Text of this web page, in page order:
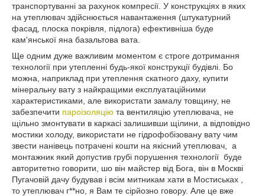
транспортуванні за рахунок компресії. У конструкціях в яких
на утеплювач здійснюється навантаження (штукатурний
фасад, плоска покрівля, підлога) ефективніша буде
кам'янської яна базальтова вата.
Ще одним дуже важливим моментом є строге дотримання
технології при утепленні будь-якої конструкції будівлі. Бо
можна, наприклад при утеплення скатного даху, купити
мінеральну вату з найкращими експлуатаційними
характеристиками, але використати замалу товщину, не
забезпечити пароізоляцію та вентиляцію утеплювача, не
щільно змонтувати в каркасі залишивши щілини, а відповідно
мостики холоду, використати не гідрофобізовану вату чим
звести нанівець потрачені кошти на якісний утеплювач, а
монтажник який допустив грубі порушення технології буде
авторитетно говорити, шо він майстер від Бога, він в Москві
Пугачовій дачу будував і всім митникам хати в Мостиськах ,
то утеплювач г**но, я Вам те сірйозно говору. Але це вже